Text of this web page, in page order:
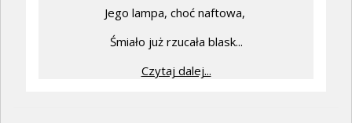
Jego lampa, choć naftowa,
Śmiało już rzucała blask...
Czytaj dalej...